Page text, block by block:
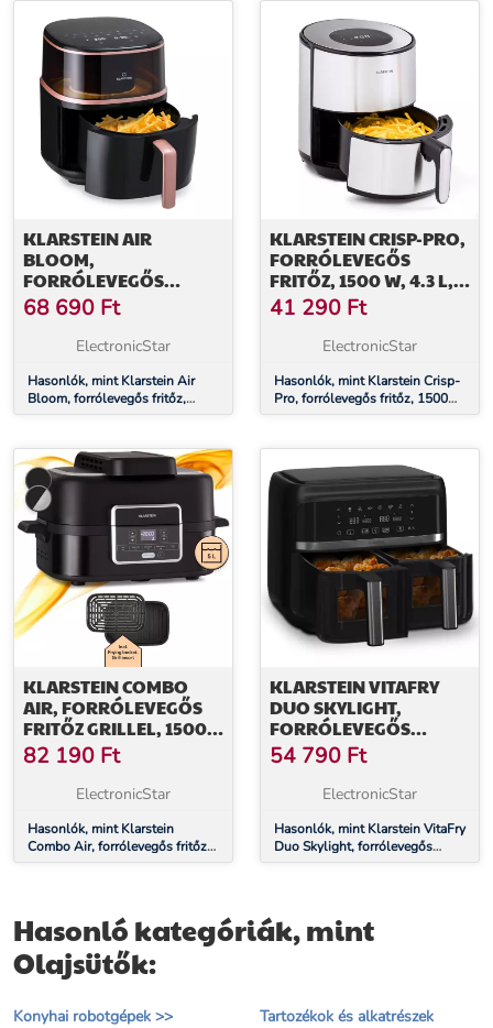
KLARSTEIN AIR
BLOOM,
FORRÓLEVEGŐS
FRITŐZ, 1500 W, 7,5 L,
16 PROGRAM, GŐZÖLŐ
FUNKCIÓVAL
68 690 Ft
ElectronicStar
Hasonlók, mint Klarstein Air
Bloom, forrólevegős fritőz,
1500 W, 7,5 l, 16 program,
KLARSTEIN CRISP-PRO,
FORRÓLEVEGŐS
FRITŐZ, 1500 W, 4.3 L,
ROZSDAMENTES ACÉL
41 290 Ft
ElectronicStar
Hasonlók, mint Klarstein Crisp-
Pro, forrólevegős fritőz, 1500
W, 4.3 l, rozsdamentes acél
KLARSTEIN COMBO
AIR, FORRÓLEVEGŐS
FRITŐZ GRILLEL, 1500
W, 4,5 L GRILLKOSÁR,
2,5 L SÜTŐKOSÁR, 5
PROGRAM
82 190 Ft
ElectronicStar
Hasonlók, mint Klarstein
Combo Air, forrólevegős fritőz
grillel, 1500 W, 4,5 l grillkosár,
KLARSTEIN VITAFRY
DUO SKYLIGHT,
FORRÓLEVEGŐS
FRITŐZ, 2850 W, 7,6 L, 2
FŐZŐZÓNA, 6
PROGRAM
54 790 Ft
ElectronicStar
Hasonlók, mint Klarstein VitaFry
Duo Skylight, forrólevegős
fritőz, 2850 W, 7,6 l, 2
Hasonló kategóriák, mint
Olajsütők:
Konyhai robotgépek >>
Tartozékok és alkatrészek